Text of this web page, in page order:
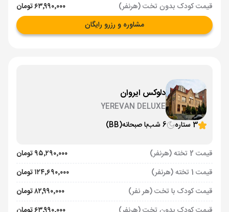
قیمت کودک بدون تخت (هرنفر)
۶۳٬۹۹۰٬۰۰۰ تومان
مشاوره و رزرو رایگان
دلوکس ایروان
YEREVAN DELUXE
3 ستاره
6 شب با صبحانه(BB)
قیمت 2 تخته (هرنفر)
۹۵٬۲۹۰٬۰۰۰ تومان
قیمت 1 تخته (هرنفر)
۱۲۴٬۶۹۰٬۰۰۰ تومان
قیمت کودک با تخت (هر نفر)
۸۲٬۹۹۰٬۰۰۰ تومان